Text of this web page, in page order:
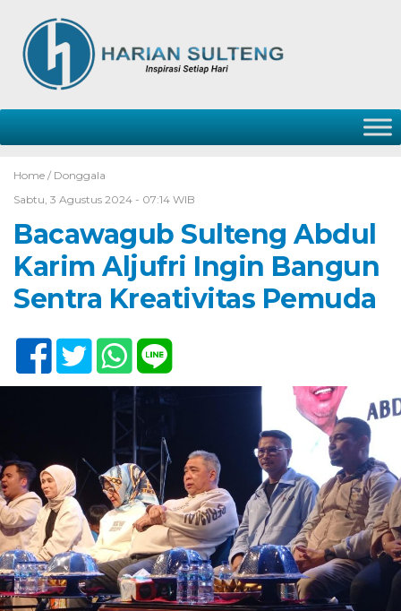
Home / Donggala
Sabtu, 3 Agustus 2024 - 07:14 WIB
Bacawagub Sulteng Abdul
Karim Aljufri Ingin Bangun
Sentra Kreativitas Pemuda